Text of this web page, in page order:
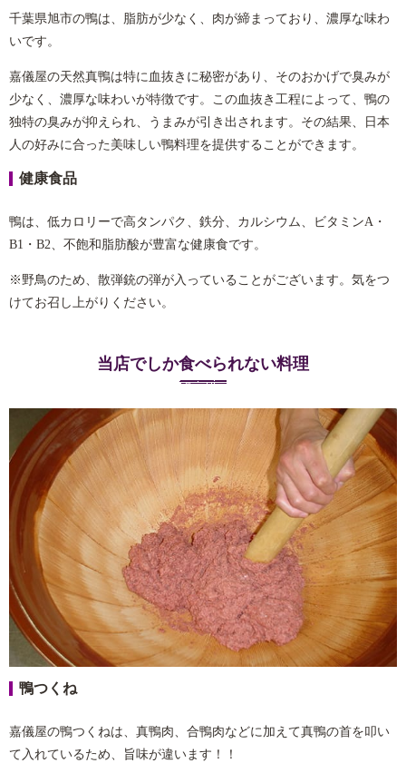
千葉県旭市の鴨は、脂肪が少なく、肉が締まっており、濃厚な味わ
いです。
嘉儀屋の天然真鴨は特に血抜きに秘密があり、そのおかげで臭みが
少なく、濃厚な味わいが特徴です。この血抜き工程によって、鴨の
独特の臭みが抑えられ、うまみが引き出されます。その結果、日本
人の好みに合った美味しい鴨料理を提供することができます。
健康食品
鴨は、低カロリーで高タンパク、鉄分、カルシウム、ビタミンA・
B1・B2、不飽和脂肪酸が豊富な健康食です。
※野鳥のため、散弾銃の弾が入っていることがございます。気をつ
けてお召し上がりください。
当店でしか食べられない料理
鴨つくね
嘉儀屋の鴨つくねは、真鴨肉、合鴨肉などに加えて真鴨の首を叩い
て入れているため、旨味が違います！！